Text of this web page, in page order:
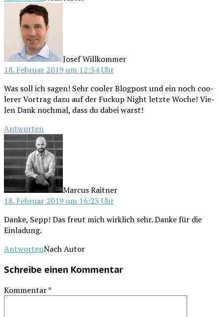
Josef Willkommer
18. Februar 2019 um 12:34 Uhr
Was soll ich sagen! Sehr coo­ler Blog­post und ein noch coo­
le­rer Vor­trag dazu auf der Fuck­up Night letz­te Woche! Vie­
len Dank noch­mal, dass du dabei warst!
Antworten
Marcus Raitner
18. Februar 2019 um 16:23 Uhr
Dan­ke, Sepp! Das freut mich wirk­lich sehr. Dan­ke für die
Einladung.
AntwortenNach Autor
Schreibe einen Kommentar
Kommentar*